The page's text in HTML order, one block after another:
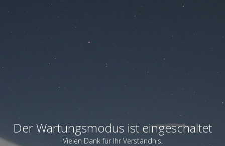
Der Wartungsmodus ist eingeschaltet
Vielen Dank für Ihr Verständnis.